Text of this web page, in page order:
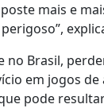
mais e
no Brasil,
em jogos de
pode